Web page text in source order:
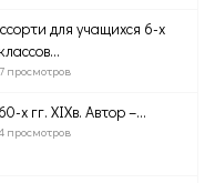
для учащихся 6-х
классов...
просмотров
х гг. XIXв. Автор –...
просмотров